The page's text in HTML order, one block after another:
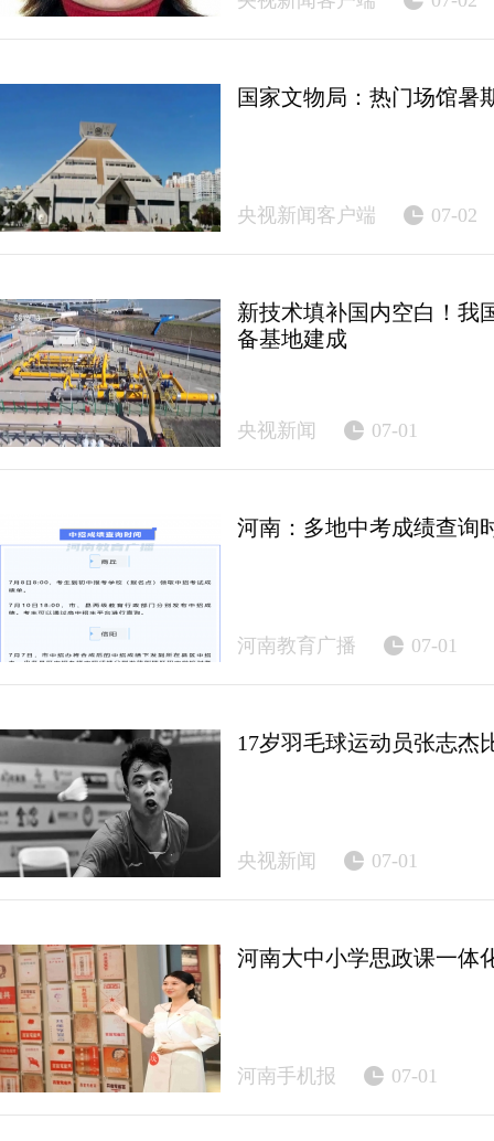
国家文物局：热门场馆暑
央视新闻客户端 07-02
新技术填补国内空白！我
备基地建成
央视新闻 07-01
河南：多地中考成绩查询
河南教育广播 07-01
17岁羽毛球运动员张志杰
央视新闻 07-01
河南大中小学思政课一体
河南手机报 07-01